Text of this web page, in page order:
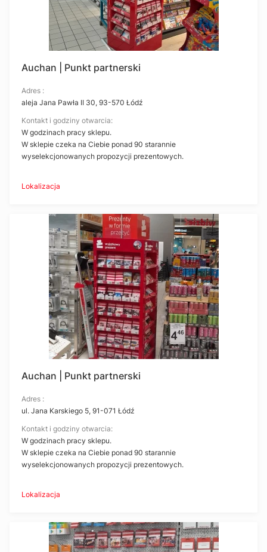
Auchan | Punkt partnerski
Adres :
aleja Jana Pawła II 30, 93-570 Łódź
Kontakt i godziny otwarcia:
W godzinach pracy sklepu.
W sklepie czeka na Ciebie ponad 90 starannie
wyselekcjonowanych propozycji prezentowych.
Lokalizacja
Auchan | Punkt partnerski
Adres :
ul. Jana Karskiego 5, 91-071 Łódź
Kontakt i godziny otwarcia:
W godzinach pracy sklepu.
W sklepie czeka na Ciebie ponad 90 starannie
wyselekcjonowanych propozycji prezentowych.
Lokalizacja